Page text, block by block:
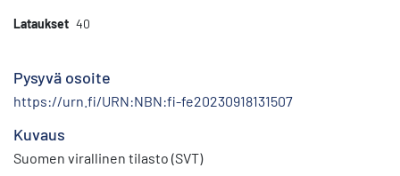
Lataukset 40
Pysyvä osoite
https://urn.fi/URN:NBN:fi-fe20230918131507
Kuvaus
Suomen virallinen tilasto (SVT)